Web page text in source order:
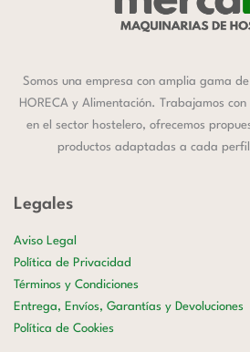
Somos una empresa con amplia gama
HORECA y Alimentación. Trabajamos
en el sector hostelero, ofrecemos
productos adaptadas a cada
Legales
Aviso Legal
Política de Privacidad
Términos y Condiciones
Entrega, Envíos, Garantías y Devoluciones
Política de Cookies